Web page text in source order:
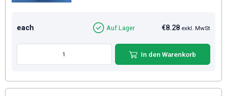
each €8.28 exkl. MwSt
Auf Lager
In den Warenkorb